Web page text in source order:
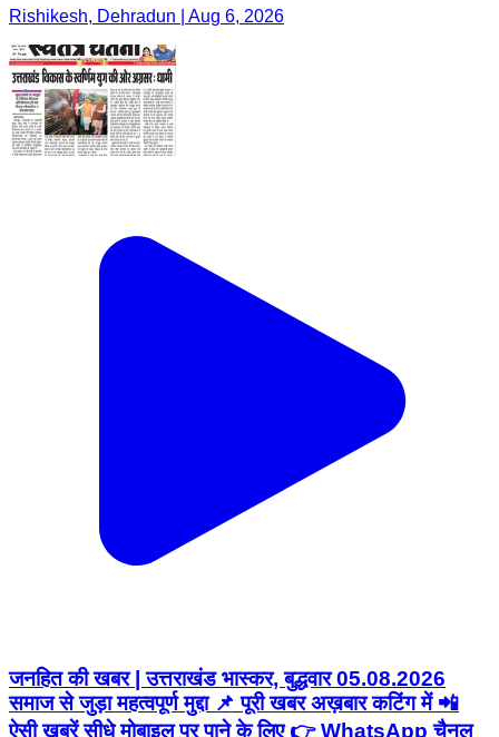
Rishikesh, Dehradun | Aug 6, 2026
जनहित की खबर | उत्तराखंड भास्कर, बुद्धवार 05.08.2026
समाज से जुड़ा महत्वपूर्ण मुद्दा 📌 पूरी खबर अख़बार कटिंग में 📲
ऐसी खबरें सीधे मोबाइल पर पाने के लिए 👉 WhatsApp चैनल